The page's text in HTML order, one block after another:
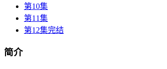
第10集
第11集
第12集完结
简介